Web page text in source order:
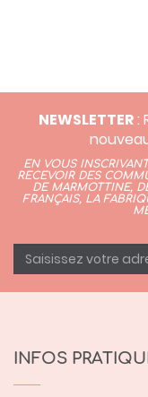
NEWSLETTER:
EN VOUS
RECEVOIR DES
DE MARMOTTINE,
FRANÇAIS, LA
INFOS